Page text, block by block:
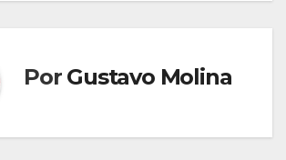
Por Gustavo Molina